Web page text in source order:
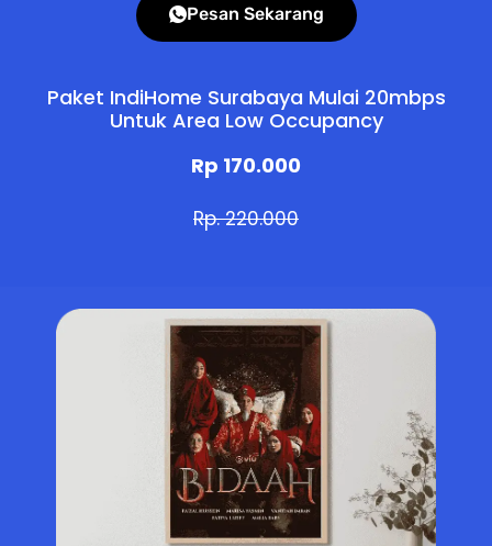
Pesan Sekarang
Paket IndiHome Surabaya Mulai 20mbps
Untuk Area Low Occupancy
Rp 170.000
Rp. 220.000